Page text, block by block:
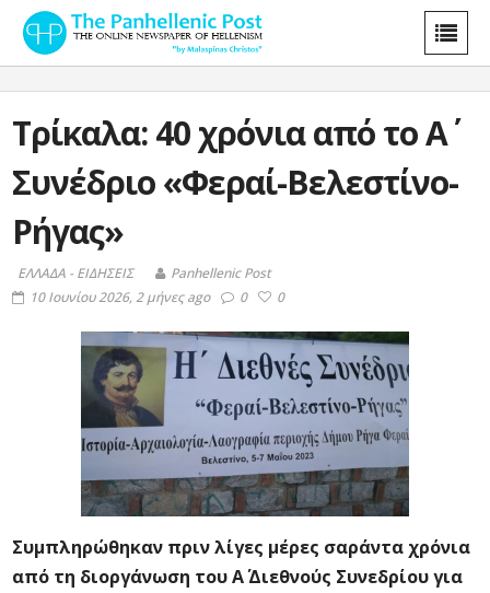
Τρίκαλα: 40 χρόνια από το Α΄
Συνέδριο «Φεραί-Βελεστίνο-
Ρήγας»
ΕΛΛΑΔΑ - ΕΙΔΗΣΕΙΣ
Panhellenic Post
10 Ιουνίου 2026, 2 μήνες ago
0 0
Συμπληρώθηκαν πριν λίγες μέρες σαράντα χρόνια
από τη διοργάνωση του Α΄ Διεθνούς Συνεδρίου για